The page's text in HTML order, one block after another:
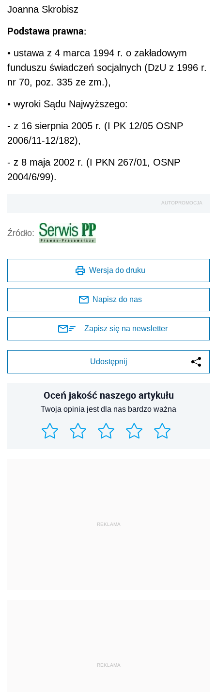
Joanna Skrobisz
Podstawa prawna:
• ustawa z 4 marca 1994 r. o zakładowym
funduszu świadczeń socjalnych (DzU z 1996 r.
nr 70, poz. 335 ze zm.),
• wyroki Sądu Najwyższego:
- z 16 sierpnia 2005 r. (I PK 12/05 OSNP
2006/11-12/182),
- z 8 maja 2002 r. (I PKN 267/01, OSNP
2004/6/99).
AUTOPROMOCJA
Źródło:
Wersja do druku
Napisz do nas
Zapisz się na newsletter
Udostępnij
Oceń jakość naszego artykułu
Twoja opinia jest dla nas bardzo ważna
REKLAMA
REKLAMA